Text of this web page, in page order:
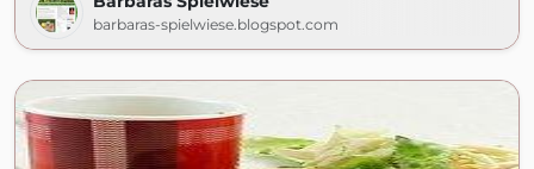
barbaras-spielwiese.blogspot.com